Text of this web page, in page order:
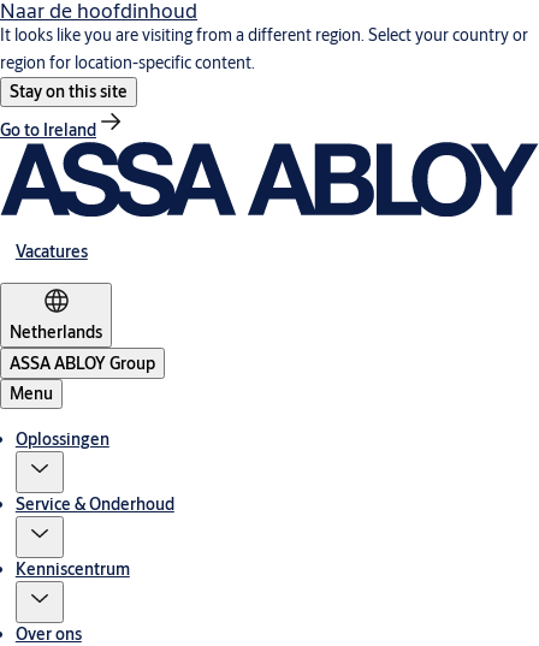
Naar de hoofdinhoud
It looks like you are visiting from a different region. Select your country or
region for location-specific content.
Stay on this site
Go to Ireland
Vacatures
Netherlands
ASSA ABLOY Group
Menu
Oplossingen
Service & Onderhoud
Kenniscentrum
Over ons